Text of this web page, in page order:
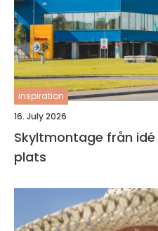
inspiration
16. July 2026
Skyltmontage från idé till färdig skylt på
plats